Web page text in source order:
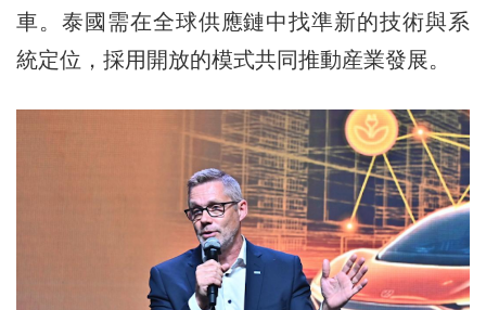
車。泰國需在全球供應鏈中找準新的技術與系
統定位，採用開放的模式共同推動産業發展。